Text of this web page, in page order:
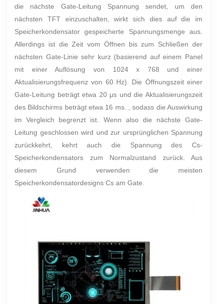
die nächste Gate-Leitung Spannung sendet, um den
nächsten TFT einzuschalten, wirkt sich dies auf die im
Speicherkondensator gespeicherte Spannungsmenge aus.
Allerdings ist die Zeit vom Öffnen bis zum Schließen der
nächsten Gate-Linie sehr kurz (basierend auf einem Panel
mit einer Auflösung von 1024 x 768 und einer
Aktualisierungsfrequenz von 60 Hz). Die Öffnungszeit einer
Gate-Leitung beträgt etwa 20 μs und die Aktualisierungszeit
des Bildschirms beträgt etwa 16 ms. , sodass die Auswirkung
im Vergleich begrenzt ist. Wenn also die nächste Gate-
Leitung geschlossen wird und zur ursprünglichen Spannung
zurückkehrt, kehrt auch die Spannung des Cs-
Speicherkondensators zum Normalzustand zurück. Aus
diesem Grund verwenden die meisten
Speicherkondensatordesigns Cs am Gate.